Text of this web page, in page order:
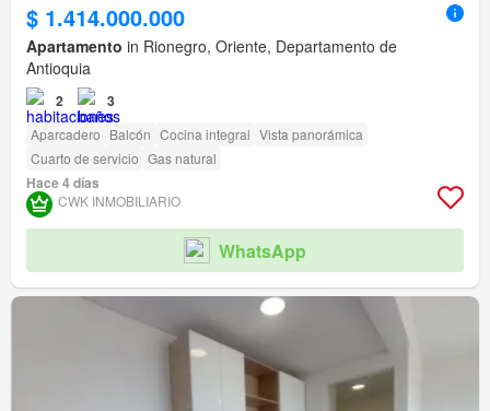
$ 1.414.000.000
Apartamento in Rionegro, Oriente, Departamento de
Antioquia
2 3
Aparcadero Balcón Cocina integral Vista panorámica
Cuarto de servicio Gas natural
Hace 4 días
CWK INMOBILIARIO
WhatsApp